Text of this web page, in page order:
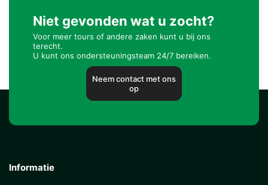
Niet gevonden wat u zocht?
Voor meer tours of andere zaken kunt u bij ons
terecht.
U kunt ons ondersteuningsteam 24/7 bereiken.
Neem contact met ons
op
Informatie